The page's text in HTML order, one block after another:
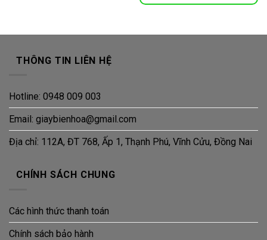
THÔNG TIN LIÊN HỆ
Hotline: 0948 009 003
Email: giaybienhoa@gmail.com
Địa chỉ: 112A, ĐT 768, Ấp 1, Thạnh Phú, Vĩnh Cửu, Đồng Nai
CHÍNH SÁCH CHUNG
Các hình thức thanh toán
Chính sách bảo hành